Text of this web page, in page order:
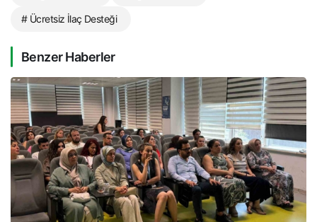
# Ücretsiz İlaç Desteği
Benzer Haberler